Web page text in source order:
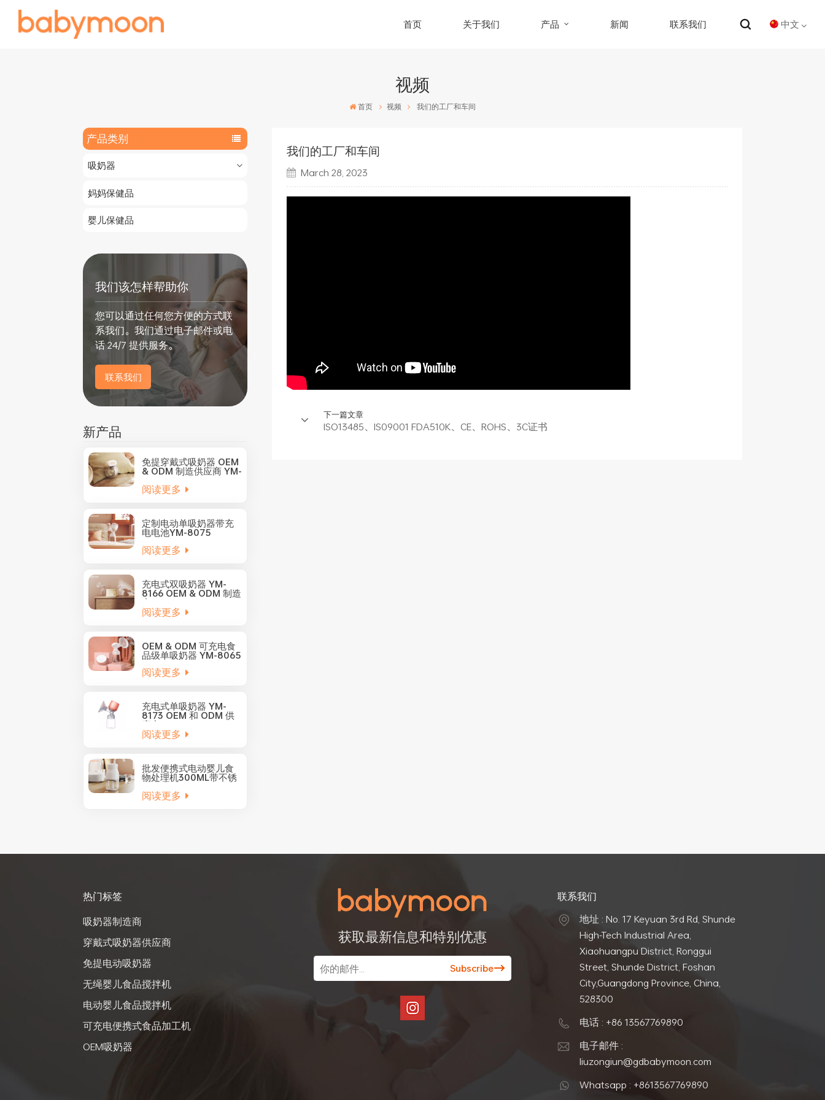
首页 关于我们 产品 新闻 联系我们 中文
视频
首页 视频 我们的工厂和车间
产品类别
吸奶器
妈妈保健品
婴儿保健品
我们该怎样帮助你
您可以通过任何您方便的方式联
系我们。我们通过电子邮件或电
话 24/7 提供服务。
联系我们
新产品
免提穿戴式吸奶器 OEM
& ODM 制造供应商 YM-
阅读更多
定制电动单吸奶器带充
电电池YM-8075
阅读更多
充电式双吸奶器 YM-
8166 OEM & ODM 制造
商
阅读更多
OEM & ODM 可充电食
品级单吸奶器 YM-8065
阅读更多
充电式单吸奶器 YM-
8173 OEM 和 ODM 供
应商
阅读更多
批发便携式电动婴儿食
物处理机300ML带不锈
钢刀片YM-5001
阅读更多
我们的工厂和车间
March 28, 2023
下一篇文章
ISO13485、IS09001 FDA510K、CE、ROHS、3C证书
热门标签
吸奶器制造商
穿戴式吸奶器供应商
免提电动吸奶器
无绳婴儿食品搅拌机
电动婴儿食品搅拌机
可充电便携式食品加工机
OEM吸奶器
获取最新信息和特别优惠
联系我们
地址 : No. 17 Keyuan 3rd Rd, Shunde
High-Tech Industrial Area,
Xiaohuangpu District, Ronggui
Street, Shunde District, Foshan
City,Guangdong Province, China,
528300
电话 : +86 13567769890
电子邮件 :
liuzongiun@gdbabymoon.com
Whatsapp : +8613567769890